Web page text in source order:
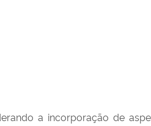
a incorporação de